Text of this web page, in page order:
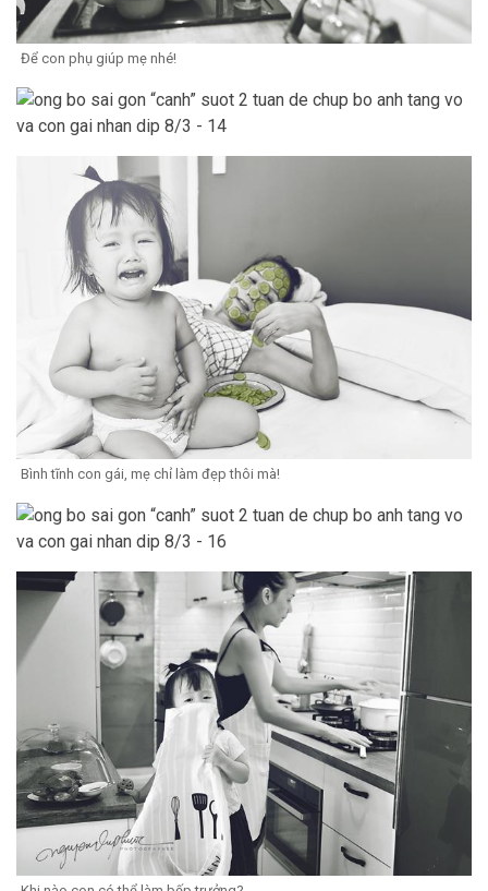
Để con phụ giúp mẹ nhé!
Bình tĩnh con gái, mẹ chỉ làm đẹp thôi mà!